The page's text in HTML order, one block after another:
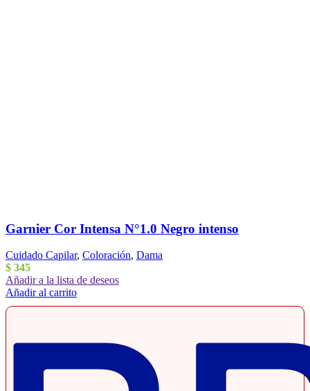
Garnier Cor Intensa N°1.0 Negro intenso
Cuidado Capilar, Coloración, Dama
$ 345
Añadir a la lista de deseos
Añadir al carrito